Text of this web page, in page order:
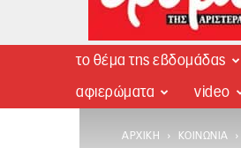
το θέμα της εβδομάδας
αφιερώματα video
ΑΡΧΙΚΉ ΚΟΙΝΩΝΊΑ